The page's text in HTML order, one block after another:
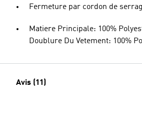
Fermeture par cordon de
Matiere Principale: 100%
Doublure Du Vetement: 100%
Avis (11)